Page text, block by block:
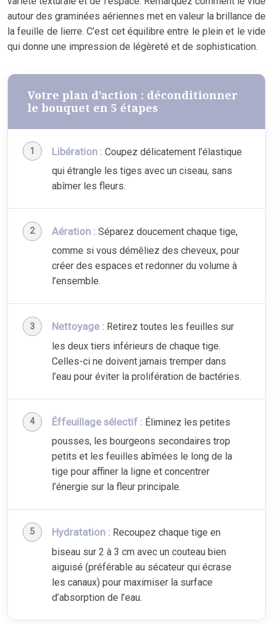
autour des graminées aériennes met en valeur la brillance de
la feuille de lierre. C’est cet équilibre entre le plein et le vide
qui donne une impression de légèreté et de sophistication.
Votre plan d’action : déconditionner
le bouquet en 5 étapes
Libération : Coupez délicatement l’élastique
qui étrangle les tiges avec un ciseau, sans
abîmer les fleurs.
Aération : Séparez doucement chaque tige,
comme si vous démêliez des cheveux, pour
créer des espaces et redonner du volume à
l’ensemble.
Nettoyage : Retirez toutes les feuilles sur
les deux tiers inférieurs de chaque tige.
Celles-ci ne doivent jamais tremper dans
l’eau pour éviter la prolifération de bactéries.
Éffeuillage sélectif : Éliminez les petites
pousses, les bourgeons secondaires trop
petits et les feuilles abîmées le long de la
tige pour affiner la ligne et concentrer
l’énergie sur la fleur principale.
Hydratation : Recoupez chaque tige en
biseau sur 2 à 3 cm avec un couteau bien
aiguisé (préférable au sécateur qui écrase
les canaux) pour maximiser la surface
d’absorption de l’eau.